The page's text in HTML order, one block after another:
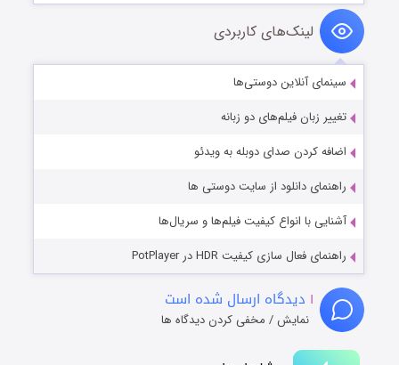
لینک‌های کاربردی
سینمای آنلاین دوستی‌ها
تغییر زبان فیلم‌های دو زبانه
اضافه کردن صدای دوبله به ویدئو
راهنمای دانلود از سایت دوستی ها
آشنایی با انواع کیفیت فیلم‌ها و سریال‌ها
راهنمای فعال سازی کیفیت HDR در PotPlayer
۱ دیدگاه ارسال شده است
نمایش / مخفی کردن دیدگاه ها